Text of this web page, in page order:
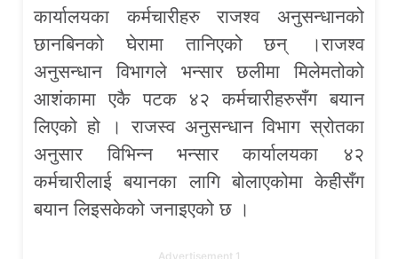
कार्यालयका कर्मचारीहरु राजश्व अनुसन्धानको
छानबिनको घेरामा तानिएको छन् ।राजश्व
अनुसन्धान विभागले भन्सार छलीमा मिलेमतोको
आशंकामा एकै पटक ४२ कर्मचारीहरुसँग बयान
लिएको हो । राजस्व अनुसन्धान विभाग स्रोतका
अनुसार विभिन्न भन्सार कार्यालयका ४२
कर्मचारीलाई बयानका लागि बोलाएकोमा केहीसँग
बयान लिइसकेको जनाइएको छ ।
Advertisement 1